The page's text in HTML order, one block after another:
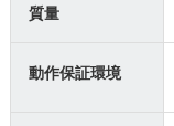
質量
動作保証環境